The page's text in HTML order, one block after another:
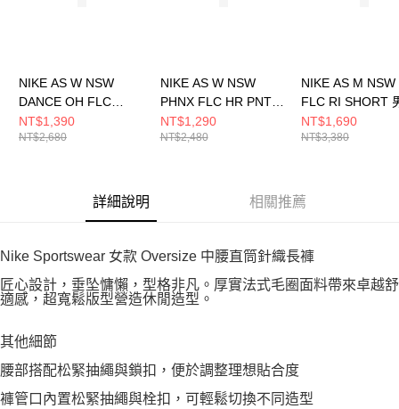
NIKE AS W NSW
DANCE OH FLC
PANT 女 長褲
FV7513370
NT$1,390
NT$2,680
NIKE AS W NSW
PHNX FLC HR PNT
WIDE 女 長褲
DQ5616063
NT$1,290
NT$2,480
NIKE AS M NSW
FLC RI SHORT
褲 FN3934010
NT$1,690
NT$3,380
詳細說明 相關推薦
Nike Sportswear 女款 Oversize 中腰直筒針織長褲
匠心設計，垂坠慵懶，型格非凡。厚實法式毛圈面料帶來卓越舒
適感，超寬鬆版型營造休閒造型。
其他細節
腰部搭配松緊抽繩與鎖扣，便於調整理想貼合度
褲管口內置松緊抽繩與栓扣，可輕鬆切換不同造型